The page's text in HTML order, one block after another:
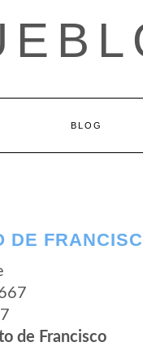
BLOG
DE
de Francisco